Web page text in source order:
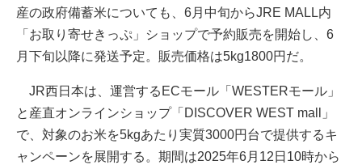
産の政府備蓄米についても、6月中旬からJRE MALL内
「お取り寄せきっぷ」ショップで予約販売を開始し、6
月下旬以降に発送予定。販売価格は5kg1800円だ。
JR西日本は、運営するECモール「WESTERモール」
と産直オンラインショップ「DISCOVER WEST mall」
で、対象のお米を5kgあたり実質3000円台で提供するキ
ャンペーンを展開する。期間は2025年6月12日10時から